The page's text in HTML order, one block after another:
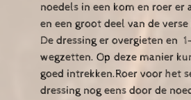
noedels in een kom en roer er
en een groot deel van de
De dressing er overgieten en
wegzetten. Op deze manier
goed intrekken.Roer voor het
dressing nog eens door de